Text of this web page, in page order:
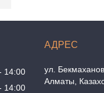
14:00
14:00
ул.
Алматы,